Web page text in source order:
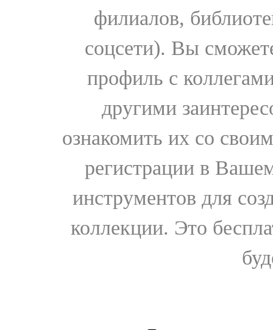
филиалов,
соцсети). Вы
профиль с
другими
ознакомить их со
регистрации в
инструментов для
коллекции. Это